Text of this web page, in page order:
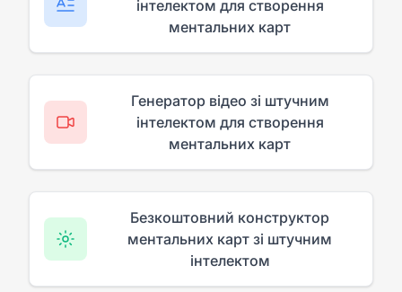
інтелектом для створення
ментальних карт
Генератор відео зі штучним
інтелектом для створення
ментальних карт
Безкоштовний конструктор
ментальних карт зі штучним
інтелектом